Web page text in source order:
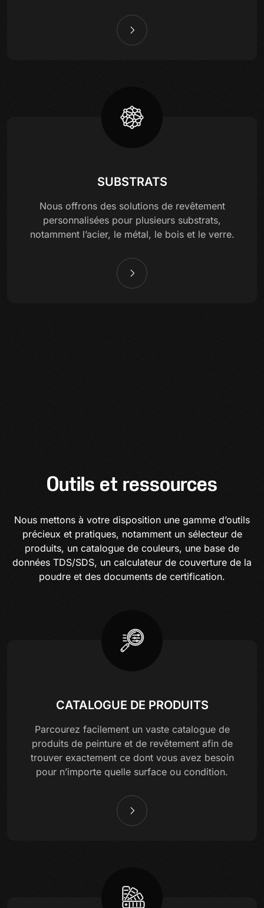
SUBSTRATS
Nous offrons des solutions de revêtement
personnalisées pour plusieurs substrats,
notamment l’acier, le métal, le bois et le verre.
Outils et ressources
Nous mettons à votre disposition une gamme d’outils
précieux et pratiques, notamment un sélecteur de
produits, un catalogue de couleurs, une base de
données TDS/SDS, un calculateur de couverture de la
poudre et des documents de certification.
CATALOGUE DE PRODUITS
Parcourez facilement un vaste catalogue de
produits de peinture et de revêtement afin de
trouver exactement ce dont vous avez besoin
pour n’importe quelle surface ou condition.